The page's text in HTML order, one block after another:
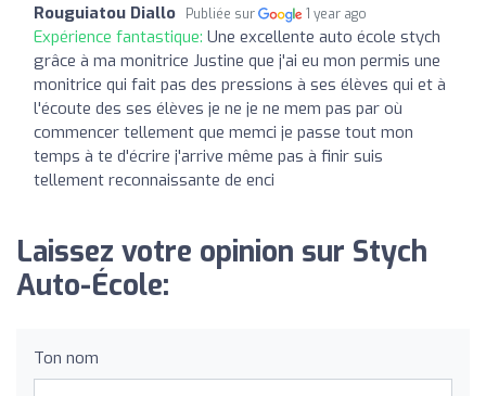
Rouguiatou Diallo Publiée sur 1 year ago
Expérience fantastique: Une excellente auto école stych
grâce à ma monitrice Justine que j'ai eu mon permis une
monitrice qui fait pas des pressions à ses élèves qui et à
l'écoute des ses élèves je ne je ne mem pas par où
commencer tellement que memci je passe tout mon
temps à te d'écrire j'arrive même pas à finir suis
tellement reconnaissante de enci
Laissez votre opinion sur Stych
Auto-École:
Ton nom